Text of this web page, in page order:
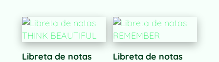
Libreta de notas
Libreta de notas